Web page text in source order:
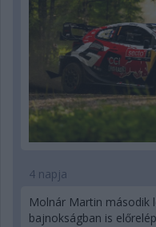
4 napja
Molnár Martin második
bajnokságban is